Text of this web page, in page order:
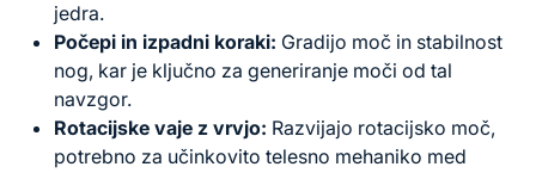
jedra.
Počepi in izpadni koraki: Gradijo moč in stabilnost
nog, kar je ključno za generiranje moči od tal
navzgor.
Rotacijske vaje z vrvjo: Razvijajo rotacijsko moč,
potrebno za učinkovito telesno mehaniko med